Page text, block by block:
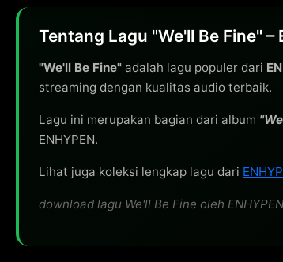
Tentang Lagu "We'll Be Fine" –
"We'll Be Fine" adalah lagu populer dari
streaming dengan kualitas audio terbaik.
Lagu ini merupakan bagian dari album
ENHYPEN.
Lihat juga koleksi lengkap lagu dari
download lagu We'll Be Fine oleh